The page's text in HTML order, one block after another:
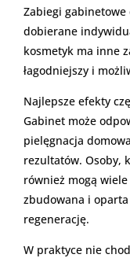
Zabiegi gabinetowe
dobierane
kosmetyk ma inne
łagodniejszy i
Najlepsze efekty
Gabinet może
pielęgnacja
rezultatów. Osoby,
również mogą
zbudowana i
regenerację.
W praktyce nie